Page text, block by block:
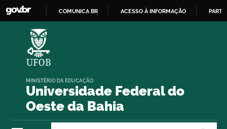
COMUNICA BR ACESSO À INFORMAÇÃO
Universidade Federal do
Oeste da Bahia
MINISTÉRIO DA EDUCAÇÃO